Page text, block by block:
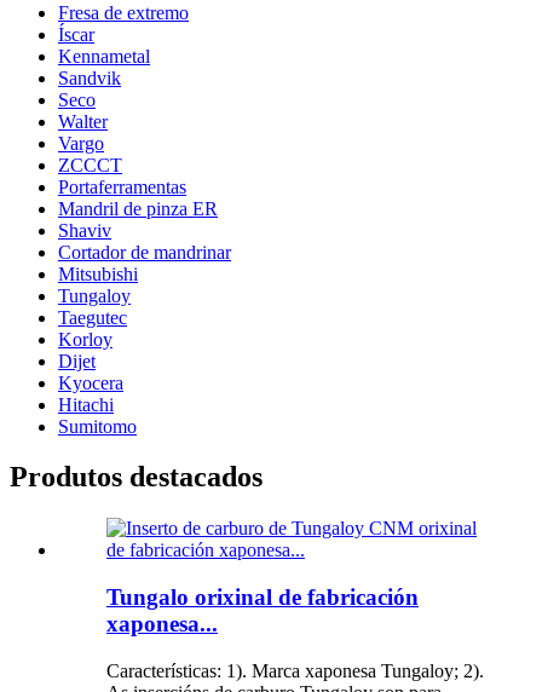
Fresa de extremo
Íscar
Kennametal
Sandvik
Seco
Walter
Vargo
ZCCCT
Portaferramentas
Mandril de pinza ER
Shaviv
Cortador de mandrinar
Mitsubishi
Tungaloy
Taegutec
Korloy
Dijet
Kyocera
Hitachi
Sumitomo
Produtos destacados
Tungalo orixinal de fabricación
xaponesa...
Características: 1). Marca xaponesa Tungaloy; 2).